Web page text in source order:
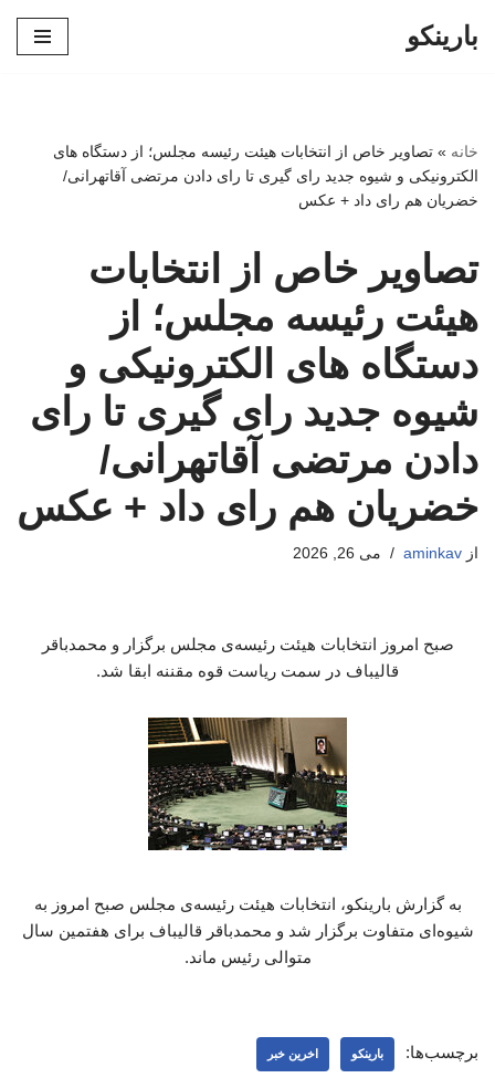
بارینکو
خانه » تصاویر خاص از انتخابات هیئت رئیسه مجلس؛ از دستگاه های
الکترونیکی و شیوه جدید رای گیری تا رای دادن مرتضی آقاتهرانی/
خضریان هم رای داد + عکس
تصاویر خاص از انتخابات
هیئت رئیسه مجلس؛ از
دستگاه های الکترونیکی و
شیوه جدید رای گیری تا رای
دادن مرتضی آقاتهرانی/
خضریان هم رای داد + عکس
از aminkav می 26, 2026
صبح امروز انتخابات هیئت رئیسه‌ی مجلس برگزار و محمدباقر
قالیباف در سمت ریاست قوه مقننه ابقا شد.
به گزارش بارینکو، انتخابات هیئت رئیسه‌ی مجلس صبح امروز به
شیوه‌ای متفاوت برگزار شد و محمدباقر قالیباف برای هفتمین سال
متوالی رئیس ماند.
برچسب‌ها: بارینکو اخرین خبر